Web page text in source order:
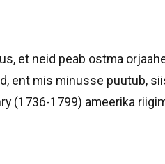
et neid peab ostma
ent mis minusse puutub,
(1736-1799) ameerika